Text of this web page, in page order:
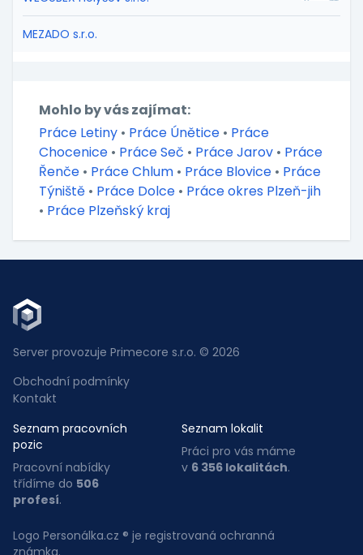
MEZADO s.r.o.
Mohlo by vás zajímat:
Práce Letiny • Práce Únětice • Práce
Chocenice • Práce Seč • Práce Jarov • Práce
Řenče • Práce Chlum • Práce Blovice • Práce
Týniště • Práce Dolce • Práce okres Plzeň-jih
• Práce Plzeňský kraj
Server provozuje Primecore s.r.o. © 2026
Obchodní podmínky
Kontakt
Seznam pracovních
pozic
Pracovní nabídky
třídíme do 506
profesí.
Seznam lokalit
Práci pro vás máme
v 6 356 lokalitách.
Logo Personálka.cz ® je registrovaná ochranná
známka.